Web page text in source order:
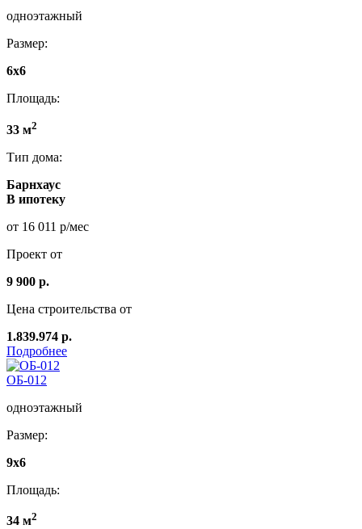
одноэтажный
Размер:
6х6
Площадь:
33 м2
Тип дома:
Барнхаус
В ипотеку
от 16 011 р/мес
Проект от
9 900 р.
Цена строительства от
1.839.974 р.
Подробнее
ОБ-012
одноэтажный
Размер:
9x6
Площадь:
34 м2